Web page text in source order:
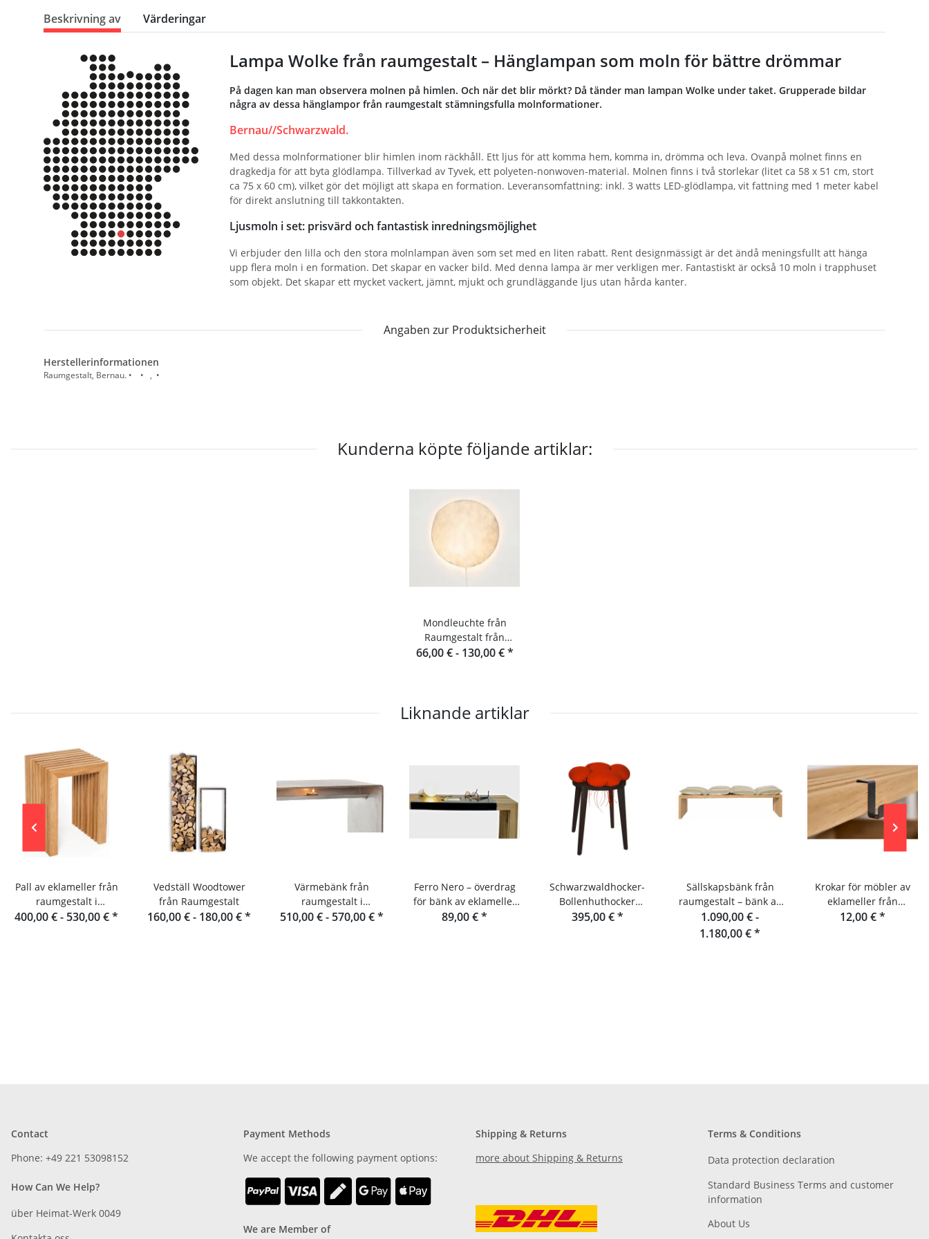
Beskrivning av Värderingar
Lampa Wolke från raumgestalt – Hänglampan som moln för bättre drömmar
På dagen kan man observera molnen på himlen. Och när det blir mörkt? Då tänder man lampan Wolke under taket. Grupperade bildar
några av dessa hänglampor från raumgestalt stämningsfulla molnformationer.
Bernau//Schwarzwald.
Med dessa molnformationer blir himlen inom räckhåll. Ett ljus för att komma hem, komma in, drömma och leva. Ovanpå molnet finns en
dragkedja för att byta glödlampa. Tillverkad av Tyvek, ett polyeten-nonwoven-material. Molnen finns i två storlekar (litet ca 58 x 51 cm, stort
ca 75 x 60 cm), vilket gör det möjligt att skapa en formation. Leveransomfattning: inkl. 3 watts LED-glödlampa, vit fattning med 1 meter kabel
för direkt anslutning till takkontakten.
Ljusmoln i set: prisvärd och fantastisk inredningsmöjlighet
Vi erbjuder den lilla och den stora molnlampan även som set med en liten rabatt. Rent designmässigt är det ändå meningsfullt att hänga
upp flera moln i en formation. Det skapar en vacker bild. Med denna lampa är mer verkligen mer. Fantastiskt är också 10 moln i trapphuset
som objekt. Det skapar ett mycket vackert, jämnt, mjukt och grundläggande ljus utan hårda kanter.
Angaben zur Produktsicherheit
Herstellerinformationen
Raumgestalt, Bernau. • • , •
Kunderna köpte följande artiklar:
Mondleuchte från
Raumgestalt från
Schwarzwald
66,00 € - 130,00 €*
Liknande artiklar
Pall av eklameller från
raumgestalt i
Schwarzwald
400,00 € - 530,00 €*
Vedställ Woodtower
från Raumgestalt
160,00 € - 180,00 €*
Värmebänk från
raumgestalt i
Schwarzwald
510,00 € - 570,00 €*
Ferro Nero – överdrag
för bänk av eklameller
och konsol
89,00 €*
Schwarzwaldhocker-
Bollenhuthocker
raumgestalt
395,00 €*
Sällskapsbänk från
raumgestalt – bänk av
eklameller 180 cm
1.090,00 € -
1.180,00 €*
Krokar för möbler av
eklameller från
Raumgestalt
12,00 €*
Contact
Phone: +49 221 53098152
How Can We Help?
über Heimat-Werk 0049
Payment Methods
We accept the following payment options:
We are Member of
Shipping & Returns
more about Shipping & Returns
Terms & Conditions
Data protection declaration
Standard Business Terms and customer
information
About Us